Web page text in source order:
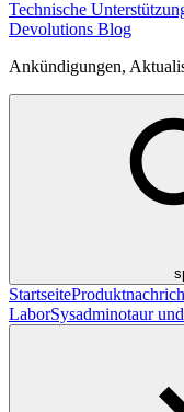
Technische
Devolutions Blog
Ankündigungen,
Startseite
LaborSysadminotaur